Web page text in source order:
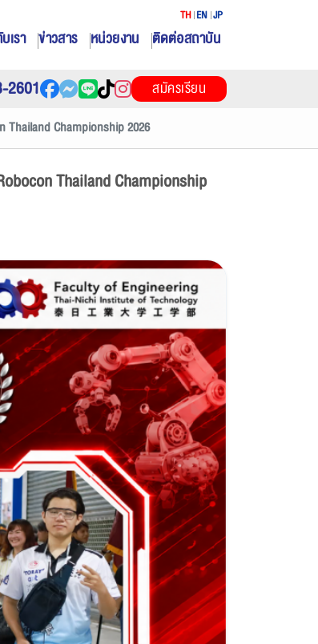
เรา ข่าวสาร หน่วยงาน ติดต่อสถาบัน
TH EN JP
2601 สมัครเรียน
Thailand Championship 2026
Thailand Championship